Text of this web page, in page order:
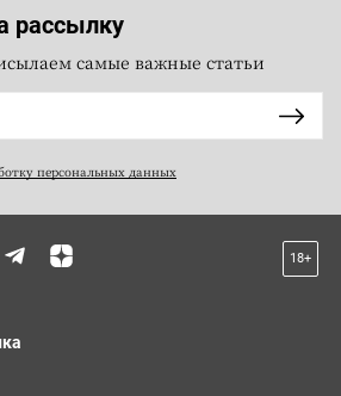
рассылку
самые важные статьи
персональных данных
18+